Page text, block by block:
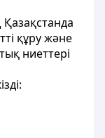
құру және
ниеттері